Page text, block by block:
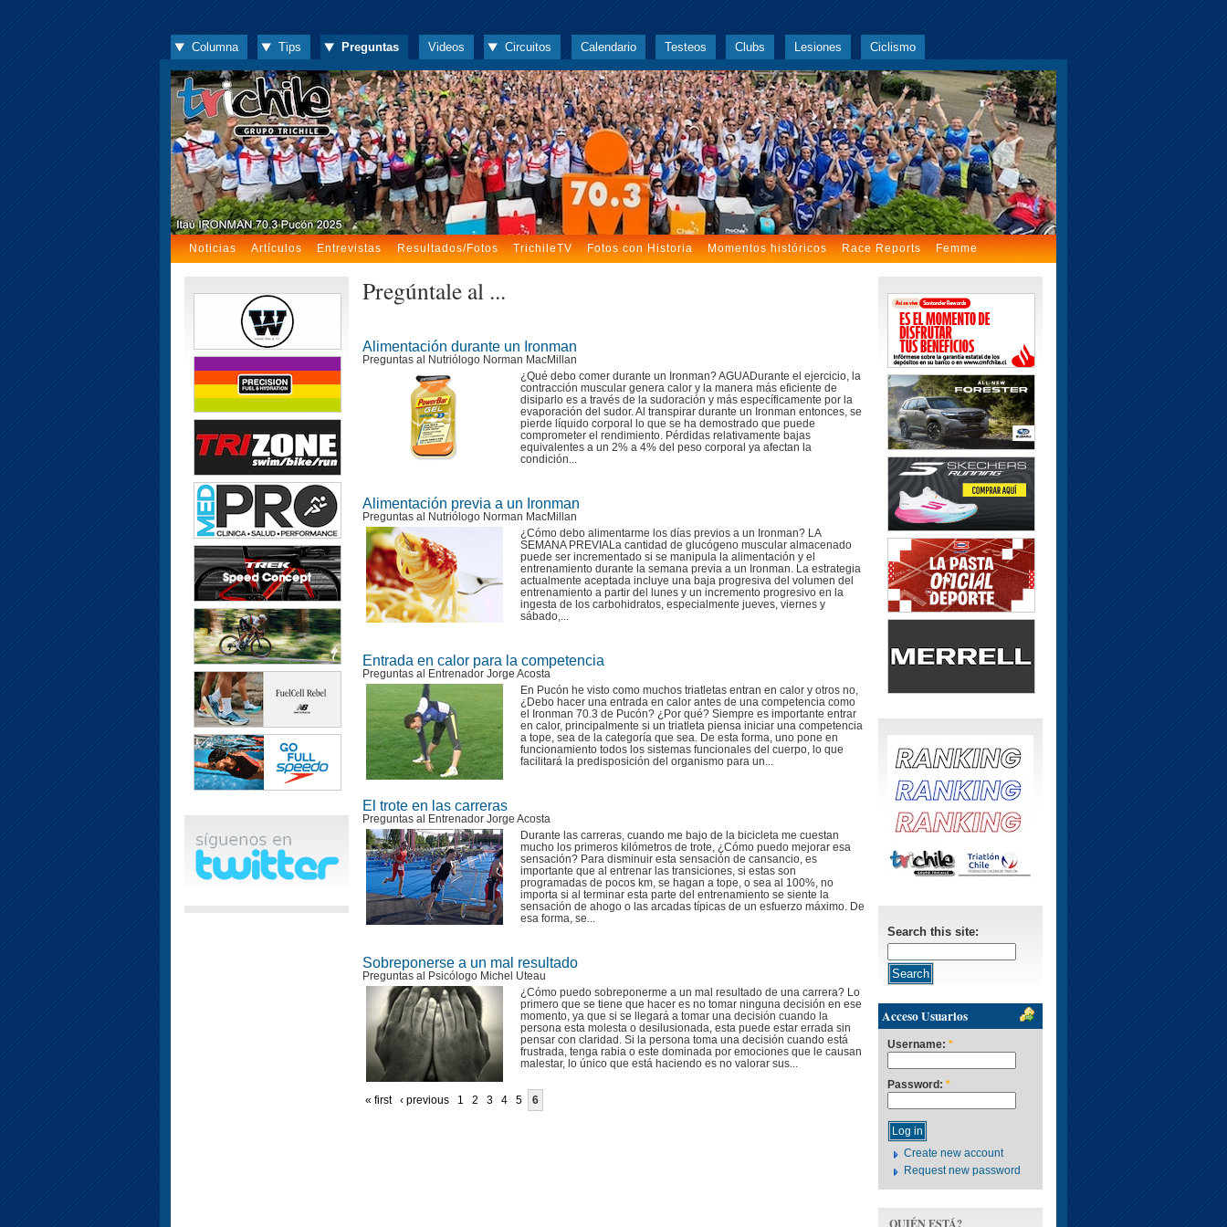
Columna Tips Preguntas Videos Circuitos Calendario Testeos Clubs Lesiones Ciclismo
Noticias Artículos Entrevistas Resultados/Fotos TrichileTV Fotos con Historia Momentos históricos Race Reports Femme
Pregúntale al ...
Alimentación durante un Ironman
Preguntas al Nutriólogo Norman MacMillan
¿Qué debo comer durante un Ironman? AGUADurante el ejercicio, la
contracción muscular genera calor y la manera más eficiente de
disiparlo es a través de la sudoración y más específicamente por la
evaporación del sudor. Al transpirar durante un Ironman entonces, se
pierde líquido corporal lo que se ha demostrado que puede
comprometer el rendimiento. Pérdidas relativamente bajas
equivalentes a un 2% a 4% del peso corporal ya afectan la
condición...
Alimentación previa a un Ironman
Preguntas al Nutriólogo Norman MacMillan
¿Cómo debo alimentarme los días previos a un Ironman? LA
SEMANA PREVIALa cantidad de glucógeno muscular almacenado
puede ser incrementado si se manipula la alimentación y el
entrenamiento durante la semana previa a un Ironman. La estrategia
actualmente aceptada incluye una baja progresiva del volumen del
entrenamiento a partir del lunes y un incremento progresivo en la
ingesta de los carbohidratos, especialmente jueves, viernes y
sábado,...
Entrada en calor para la competencia
Preguntas al Entrenador Jorge Acosta
En Pucón he visto como muchos triatletas entran en calor y otros no,
¿Debo hacer una entrada en calor antes de una competencia como
el Ironman 70.3 de Pucón? ¿Por qué? Siempre es importante entrar
en calor, principalmente si un triatleta piensa iniciar una competencia
a tope, sea de la categoría que sea. De esta forma, uno pone en
funcionamiento todos los sistemas funcionales del cuerpo, lo que
facilitará la predisposición del organismo para un...
El trote en las carreras
Preguntas al Entrenador Jorge Acosta
Durante las carreras, cuando me bajo de la bicicleta me cuestan
mucho los primeros kilómetros de trote, ¿Cómo puedo mejorar esa
sensación? Para disminuir esta sensación de cansancio, es
importante que al entrenar las transiciones, si estas son
programadas de pocos km, se hagan a tope, o sea al 100%, no
importa si al terminar esta parte del entrenamiento se siente la
sensación de ahogo o las arcadas típicas de un esfuerzo máximo. De
esa forma, se...
Sobreponerse a un mal resultado
Preguntas al Psicólogo Michel Uteau
¿Cómo puedo sobreponerme a un mal resultado de una carrera? Lo
primero que se tiene que hacer es no tomar ninguna decisión en ese
momento, ya que si se llegará a tomar una decisión cuando la
persona esta molesta o desilusionada, esta puede estar errada sin
pensar con claridad. Si la persona toma una decisión cuando está
frustrada, tenga rabia o este dominada por emociones que le causan
malestar, lo único que está haciendo es no valorar sus...
« first ‹ previous 1 2 3 4 5 6
Search this site:
Acceso Usuarios
Username: *
Password: *
Create new account
Request new password
QUIÉN ESTÁ?